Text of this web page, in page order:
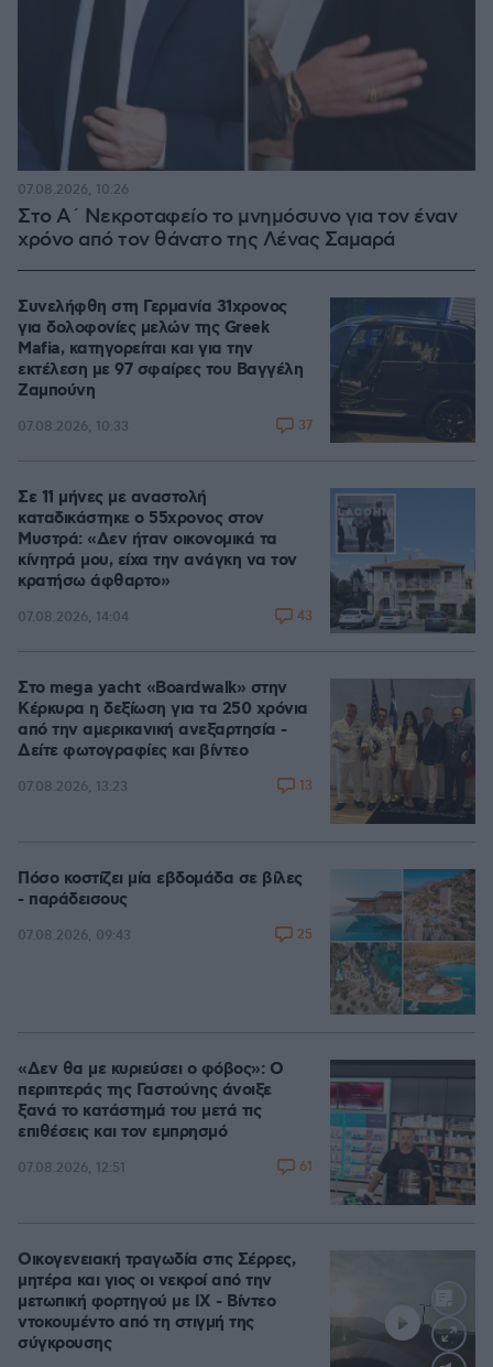
Στο Α΄ Νεκροταφείο το μνημόσυνο για τον έναν
χρόνο από τον θάνατο της Λένας Σαμαρά
07.08.2026, 10:26
Συνελήφθη στη Γερμανία 31χρονος
για δολοφονίες μελών της Greek
Mafia, κατηγορείται και για την
εκτέλεση με 97 σφαίρες του Βαγγέλη
Ζαμπούνη
07.08.2026, 10:33 37
Σε 11 μήνες με αναστολή
καταδικάστηκε ο 55χρονος στον
Μυστρά: «Δεν ήταν οικονομικά τα
κίνητρά μου, είχα την ανάγκη να τον
κρατήσω άφθαρτο»
07.08.2026, 14:04 43
Στο mega yacht «Boardwalk» στην
Κέρκυρα η δεξίωση για τα 250 χρόνια
από την αμερικανική ανεξαρτησία -
Δείτε φωτογραφίες και βίντεο
07.08.2026, 13:23 13
Πόσο κοστίζει μία εβδομάδα σε βίλες
- παράδεισους
07.08.2026, 09:43 25
«Δεν θα με κυριεύσει ο φόβος»: Ο
περιπτεράς της Γαστούνης άνοιξε
ξανά το κατάστημά του μετά τις
επιθέσεις και τον εμπρησμό
07.08.2026, 12:51 61
Οικογενειακή τραγωδία στις Σέρρες,
μητέρα και γιος οι νεκροί από την
μετωπική φορτηγού με ΙΧ - Βίντεο
ντοκουμέντο από τη στιγμή της
σύγκρουσης